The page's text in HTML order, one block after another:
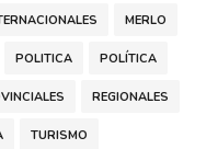
MERLO
POLITICA POLÍTICA
REGIONALES
TURISMO